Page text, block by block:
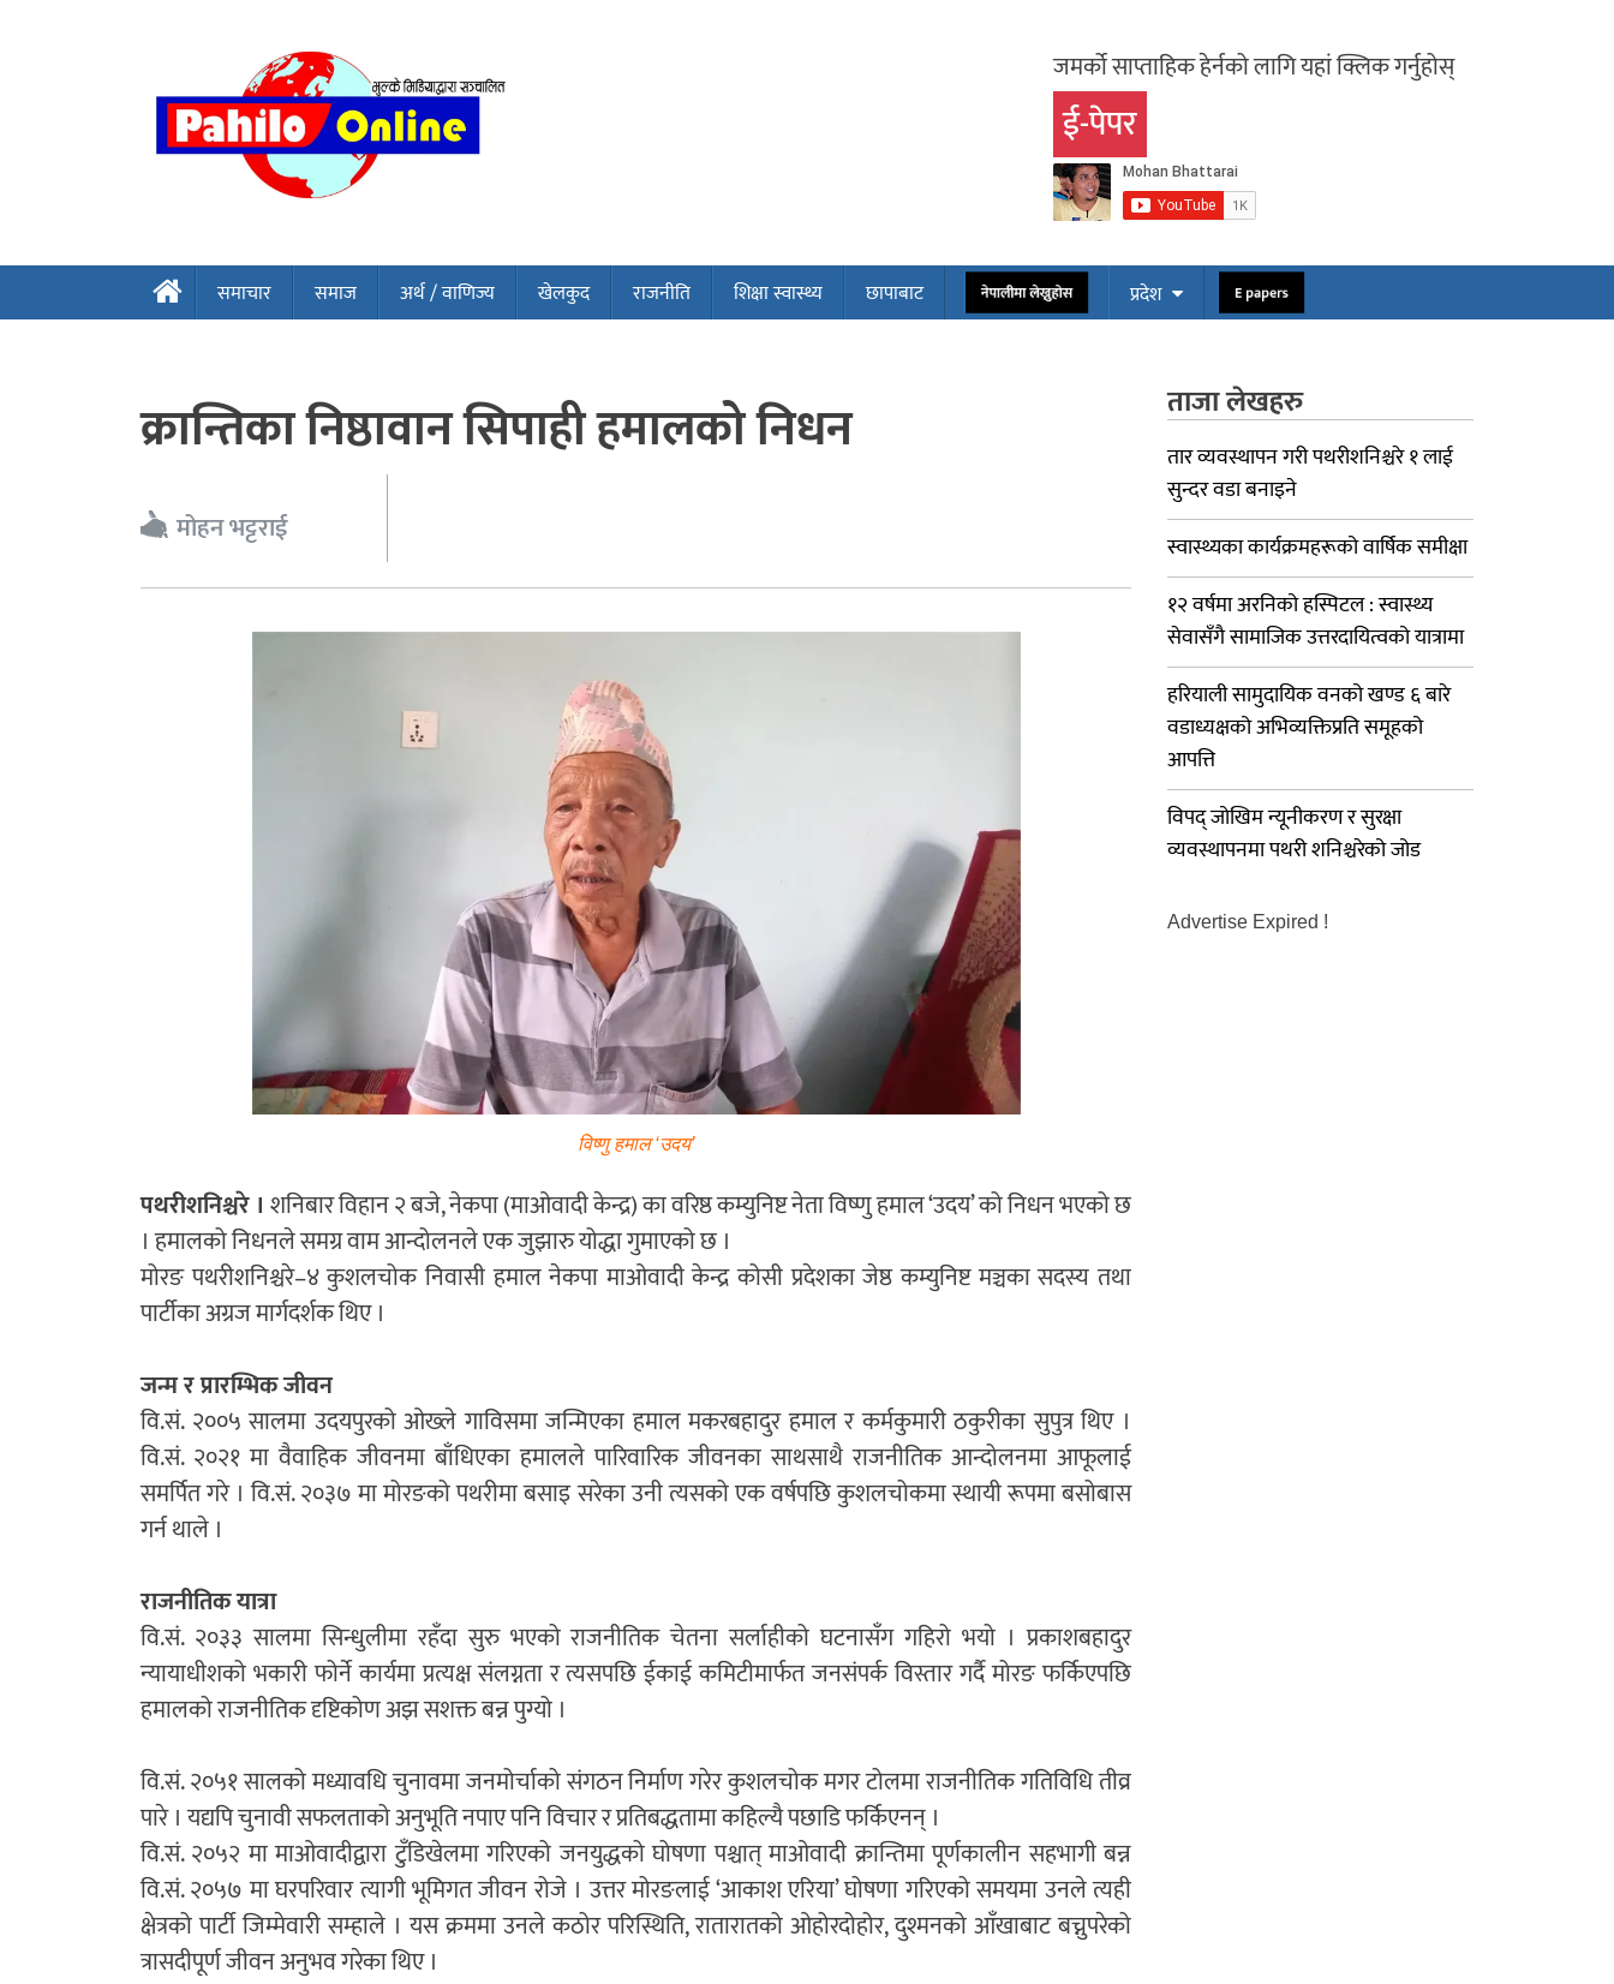
जमर्को साप्ताहिक हेर्नको लागि यहां क्लिक गर्नुहोस्
ई-पेपर
समाचार समाज अर्थ / वाणिज्य खेलकुद राजनीति शिक्षा स्वास्थ्य छापाबाट नेपालीमा लेख्नुहोस प्रदेश E papers
क्रान्तिका निष्ठावान सिपाही हमालको निधन
मोहन भट्टराई
विष्णु हमाल ‘उदय’
पथरीशनिश्चरे । शनिबार विहान २ बजे, नेकपा (माओवादी केन्द्र) का वरिष्ठ कम्युनिष्ट नेता विष्णु हमाल ‘उदय’ को निधन भएको छ
। हमालको निधनले समग्र वाम आन्दोलनले एक जुझारु योद्धा गुमाएको छ ।
मोरङ पथरीशनिश्चरे–४ कुशलचोक निवासी हमाल नेकपा माओवादी केन्द्र कोसी प्रदेशका जेष्ठ कम्युनिष्ट मञ्चका सदस्य तथा
पार्टीका अग्रज मार्गदर्शक थिए ।
जन्म र प्रारम्भिक जीवन
वि.सं. २००५ सालमा उदयपुरको ओख्ले गाविसमा जन्मिएका हमाल मकरबहादुर हमाल र कर्मकुमारी ठकुरीका सुपुत्र थिए ।
वि.सं. २०२१ मा वैवाहिक जीवनमा बाँधिएका हमालले पारिवारिक जीवनका साथसाथै राजनीतिक आन्दोलनमा आफूलाई
समर्पित गरे । वि.सं. २०३७ मा मोरङको पथरीमा बसाइ सरेका उनी त्यसको एक वर्षपछि कुशलचोकमा स्थायी रूपमा बसोबास
गर्न थाले ।
राजनीतिक यात्रा
वि.सं. २०३३ सालमा सिन्धुलीमा रहँदा सुरु भएको राजनीतिक चेतना सर्लाहीको घटनासँग गहिरो भयो । प्रकाशबहादुर
न्यायाधीशको भकारी फोर्ने कार्यमा प्रत्यक्ष संलग्नता र त्यसपछि ईकाई कमिटीमार्फत जनसंपर्क विस्तार गर्दै मोरङ फर्किएपछि
हमालको राजनीतिक दृष्टिकोण अझ सशक्त बन्न पुग्यो ।
वि.सं. २०५१ सालको मध्यावधि चुनावमा जनमोर्चाको संगठन निर्माण गरेर कुशलचोक मगर टोलमा राजनीतिक गतिविधि तीव्र
पारे । यद्यपि चुनावी सफलताको अनुभूति नपाए पनि विचार र प्रतिबद्धतामा कहिल्यै पछाडि फर्किएनन् ।
वि.सं. २०५२ मा माओवादीद्वारा टुँडिखेलमा गरिएको जनयुद्धको घोषणा पश्चात् माओवादी क्रान्तिमा पूर्णकालीन सहभागी बन्न
वि.सं. २०५७ मा घरपरिवार त्यागी भूमिगत जीवन रोजे । उत्तर मोरङलाई ‘आकाश एरिया’ घोषणा गरिएको समयमा उनले त्यही
क्षेत्रको पार्टी जिम्मेवारी सम्हाले । यस क्रममा उनले कठोर परिस्थिति, रातारातको ओहोरदोहोर, दुश्मनको आँखाबाट बच्नुपरेको
त्रासदीपूर्ण जीवन अनुभव गरेका थिए ।
ताजा लेखहरु
तार व्यवस्थापन गरी पथरीशनिश्चरे १ लाई
सुन्दर वडा बनाइने
स्वास्थ्यका कार्यक्रमहरूको वार्षिक समीक्षा
१२ वर्षमा अरनिको हस्पिटल : स्वास्थ्य
सेवासँगै सामाजिक उत्तरदायित्वको यात्रामा
हरियाली सामुदायिक वनको खण्ड ६ बारे
वडाध्यक्षको अभिव्यक्तिप्रति समूहको
आपत्ति
विपद् जोखिम न्यूनीकरण र सुरक्षा
व्यवस्थापनमा पथरी शनिश्चरेको जोड
Advertise Expired !